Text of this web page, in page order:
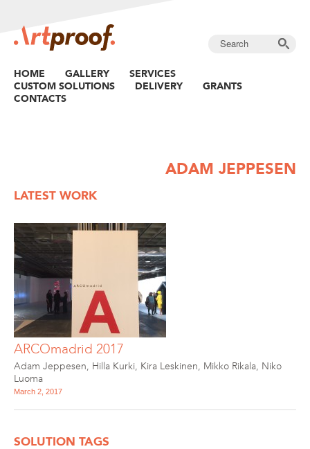
HOME GALLERY
SERVICES
CUSTOM SOLUTIONS
DELIVERY
GRANTS
CONTACTS
ADAM JEPPESEN
LATEST WORK
ARCOmadrid 2017
Adam Jeppesen, Hilla Kurki, Kira Leskinen, Mikko Rikala, Niko
Luoma
March 2, 2017
SOLUTION TAGS